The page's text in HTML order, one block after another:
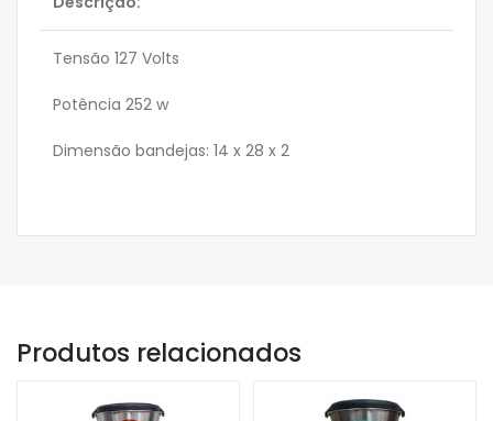
Tensão 127 Volts
Potência 252 w
Dimensão bandejas: 14 x 28 x 2
Produtos relacionados